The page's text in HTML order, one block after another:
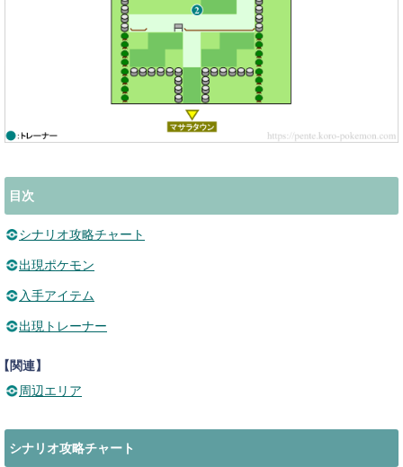
目次
シナリオ攻略チャート
出現ポケモン
入手アイテム
出現トレーナー
関連】
周辺エリア
シナリオ攻略チャート